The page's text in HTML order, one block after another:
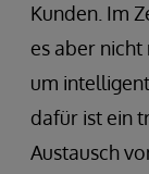
Kunden. Im
es aber
um
dafür ist ein
Austausch